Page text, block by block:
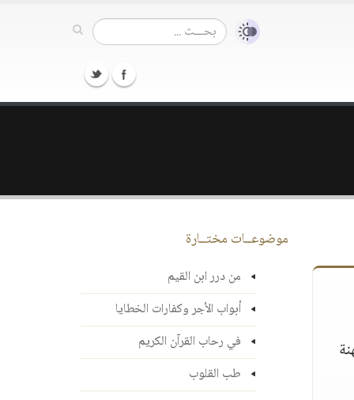
موضوعــات مختــارة
من درر ابن القيم
أبواب الأجر وكفارات الخطايا
في رحاب القرآن الكريم
طب القلوب